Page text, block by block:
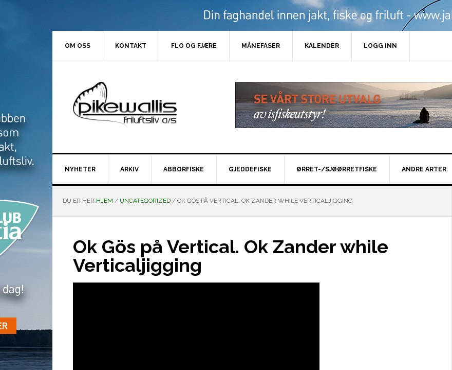
OM OSS KONTAKT FLO OG FJÆRE MÅNEFASER KALENDER LOGG INN
NYHETER ARKIV ABBORFISKE GJEDDEFISKE ØRRET-/SJØØRRETFISKE ANDRE ARTER
DU ER HER:HJEM / UNCATEGORIZED / OK GÖS PÅ VERTICAL. OK ZANDER WHILE VERTICALJIGGING
Ok Gös på Vertical. Ok Zander while
Verticaljigging